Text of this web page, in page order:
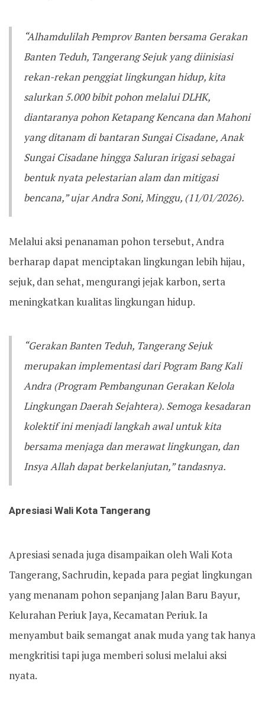
“Alhamdulilah Pemprov Banten bersama Gerakan
Banten Teduh, Tangerang Sejuk yang diinisiasi
rekan-rekan penggiat lingkungan hidup, kita
salurkan 5.000 bibit pohon melalui DLHK,
diantaranya pohon Ketapang Kencana dan Mahoni
yang ditanam di bantaran Sungai Cisadane, Anak
Sungai Cisadane hingga Saluran irigasi sebagai
bentuk nyata pelestarian alam dan mitigasi
bencana,” ujar Andra Soni, Minggu, (11/01/2026).
Melalui aksi penanaman pohon tersebut, Andra
berharap dapat menciptakan lingkungan lebih hijau,
sejuk, dan sehat, mengurangi jejak karbon, serta
meningkatkan kualitas lingkungan hidup.
“Gerakan Banten Teduh, Tangerang Sejuk
merupakan implementasi dari Pogram Bang Kali
Andra (Program Pembangunan Gerakan Kelola
Lingkungan Daerah Sejahtera). Semoga kesadaran
kolektif ini menjadi langkah awal untuk kita
bersama menjaga dan merawat lingkungan, dan
Insya Allah dapat berkelanjutan,” tandasnya.
Apresiasi Wali Kota Tangerang
Apresiasi senada juga disampaikan oleh Wali Kota
Tangerang, Sachrudin, kepada para pegiat lingkungan
yang menanam pohon sepanjang Jalan Baru Bayur,
Kelurahan Periuk Jaya, Kecamatan Periuk. Ia
menyambut baik semangat anak muda yang tak hanya
mengkritisi tapi juga memberi solusi melalui aksi
nyata.